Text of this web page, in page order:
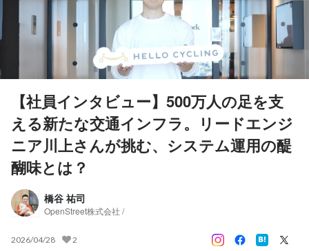
【社員インタビュー】500万人の足を支
える新たな交通インフラ。リードエンジ
ニア川上さんが挑む、システム運用の醍
醐味とは？
橋谷 祐司
OpenStreet株式会社 /
2026/04/28 2